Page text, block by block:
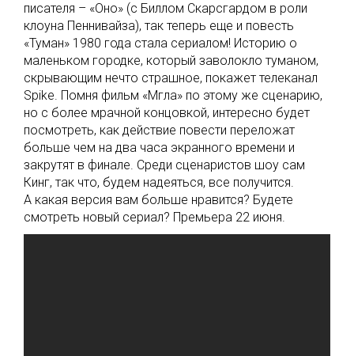
писателя – «Оно» (с Биллом Скарсгардом в роли
клоуна Пеннивайза), так теперь еще и повесть
«Туман» 1980 года стала сериалом! Историю о
маленьком городке, который заволокло туманом,
скрывающим нечто страшное, покажет телеканал
Spike. Помня фильм «Мгла» по этому же сценарию,
но с более мрачной концовкой, интересно будет
посмотреть, как действие повести переложат
больше чем на два часа экранного времени и
закрутят в финале. Среди сценаристов шоу сам
Кинг, так что, будем надеяться, все получится.
А какая версия вам больше нравится? Будете
смотреть новый сериал? Премьера 22 июня.